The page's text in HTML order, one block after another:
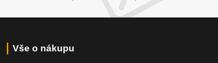
Vše o nákupu